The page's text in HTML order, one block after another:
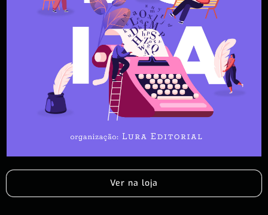
Ver na loja